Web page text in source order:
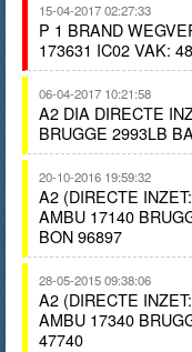
15-04-2017 02:27:33
P 1 BRAND
173631 IC02 VAK:
06-04-2017 10:21:58
A2 DIA DIRECTE
BRUGGE 2993LB
20-10-2016 19:59:32
A2 (DIRECTE
AMBU 17140
BON 96897
28-05-2015 09:38:06
A2 (DIRECTE
AMBU 17340
47740